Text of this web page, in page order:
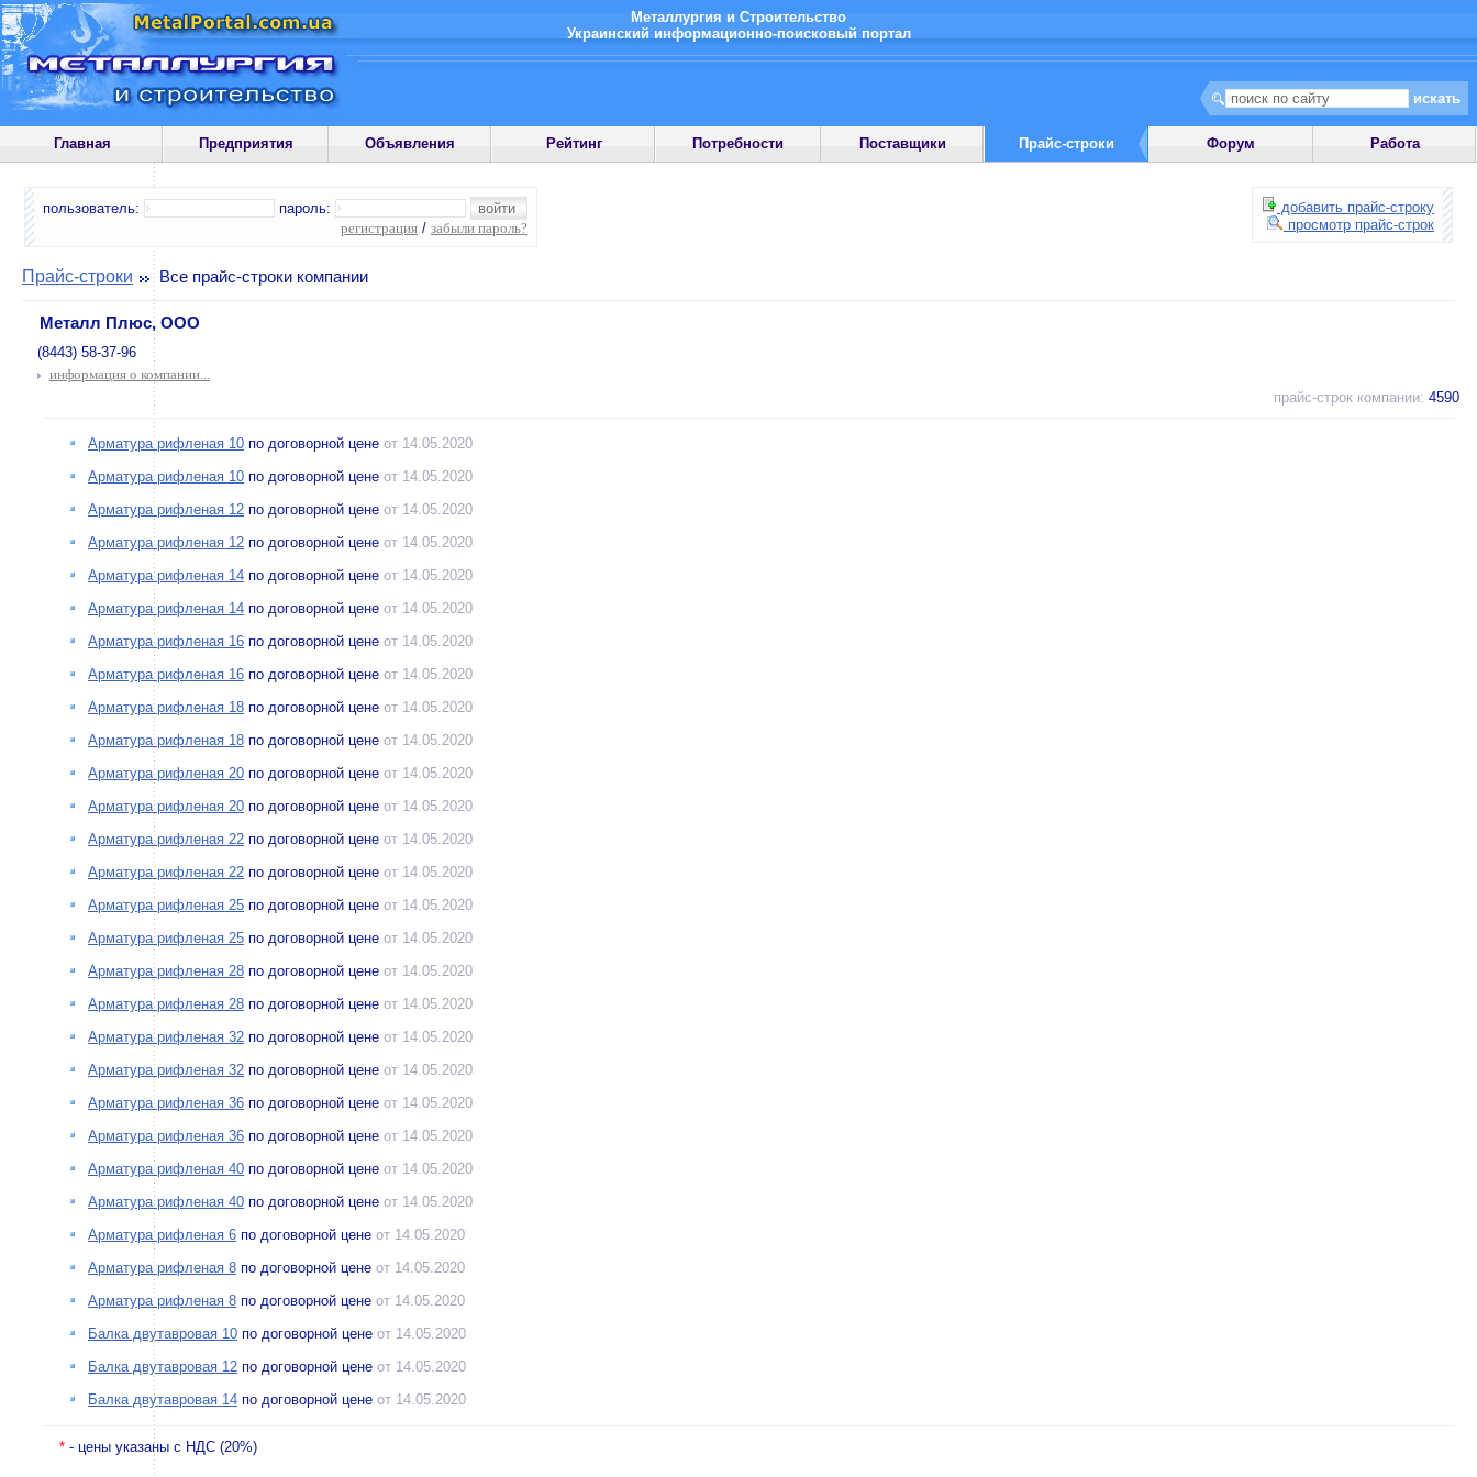
Металлургия и Строительство
Украинский информационно-поисковый портал
Главная Предприятия Объявления Рейтинг Потребности Поставщики Прайс-строки Форум Работа
пользователь:
пароль:
регистрация / забыли пароль?
добавить прайс-строку
просмотр прайс-строк
Прайс-строки Все прайс-строки компании
Металл Плюс, ООО
(8443) 58-37-96
информация о компании...
прайс-строк компании: 4590
Арматура рифленая 10 по договорной цене от 14.05.2020
Арматура рифленая 10 по договорной цене от 14.05.2020
Арматура рифленая 12 по договорной цене от 14.05.2020
Арматура рифленая 12 по договорной цене от 14.05.2020
Арматура рифленая 14 по договорной цене от 14.05.2020
Арматура рифленая 14 по договорной цене от 14.05.2020
Арматура рифленая 16 по договорной цене от 14.05.2020
Арматура рифленая 16 по договорной цене от 14.05.2020
Арматура рифленая 18 по договорной цене от 14.05.2020
Арматура рифленая 18 по договорной цене от 14.05.2020
Арматура рифленая 20 по договорной цене от 14.05.2020
Арматура рифленая 20 по договорной цене от 14.05.2020
Арматура рифленая 22 по договорной цене от 14.05.2020
Арматура рифленая 22 по договорной цене от 14.05.2020
Арматура рифленая 25 по договорной цене от 14.05.2020
Арматура рифленая 25 по договорной цене от 14.05.2020
Арматура рифленая 28 по договорной цене от 14.05.2020
Арматура рифленая 28 по договорной цене от 14.05.2020
Арматура рифленая 32 по договорной цене от 14.05.2020
Арматура рифленая 32 по договорной цене от 14.05.2020
Арматура рифленая 36 по договорной цене от 14.05.2020
Арматура рифленая 36 по договорной цене от 14.05.2020
Арматура рифленая 40 по договорной цене от 14.05.2020
Арматура рифленая 40 по договорной цене от 14.05.2020
Арматура рифленая 6 по договорной цене от 14.05.2020
Арматура рифленая 8 по договорной цене от 14.05.2020
Арматура рифленая 8 по договорной цене от 14.05.2020
Балка двутавровая 10 по договорной цене от 14.05.2020
Балка двутавровая 12 по договорной цене от 14.05.2020
Балка двутавровая 14 по договорной цене от 14.05.2020
* - цены указаны с НДС (20%)